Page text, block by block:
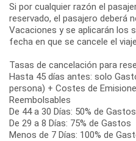
Si por cualquier razón el
reservado, el pasajero deberá
Vacaciones y se aplicarán los
fecha en que se cancele el
Tasas de cancelación para
Hasta 45 días antes: solo
persona) + Costes de
Reembolsables
De 44 a 30 Días: 50% de Gastos
De 29 a 8 Días: 75% de Gastos
Menos de 7 Días: 100% de